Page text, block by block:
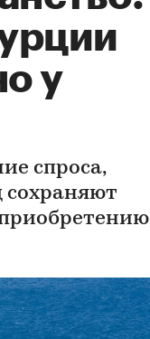
у
спроса,
сохраняют